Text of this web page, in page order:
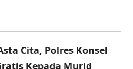
Cita, Polres Konsel
Kepada Murid